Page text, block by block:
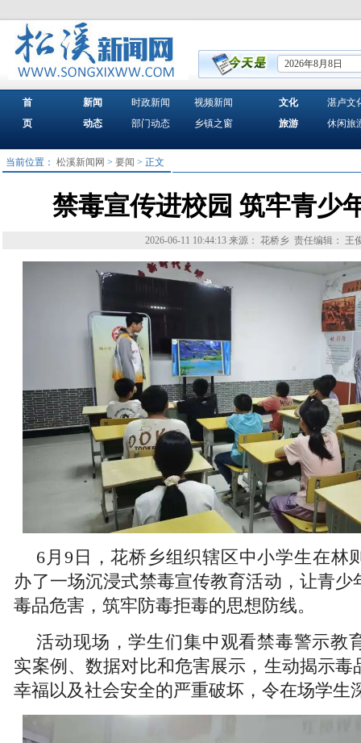
2026年8月8日
首
页
新闻
动态
时政新闻
部门动态
视频新闻
乡镇之窗
文化
旅游
湛卢文
休闲旅
当前位置：松溪新闻网 >要闻 > 正文
禁毒宣传进校园 筑牢青少
2026-06-11 10:44:13 来源： 花桥乡 责任编辑： 王
6月9日，花桥乡组织辖区中小学生在林
办了一场沉浸式禁毒宣传教育活动，让青少
毒品危害，筑牢防毒拒毒的思想防线。
活动现场，学生们集中观看禁毒警示教
实案例、数据对比和危害展示，生动揭示毒
幸福以及社会安全的严重破坏，令在场学生